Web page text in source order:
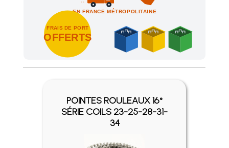
EN FRANCE MÉTROPOLITAINE
FRAIS DE PORT
OFFERTS
Achetez 4 sachets ou boîtes d'agrafes ou de pointes et
POINTES ROULEAUX 16°
SÉRIE COILS 23-25-28-31-
34